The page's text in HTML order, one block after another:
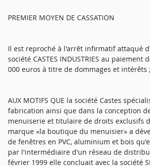
PREMIER MOYEN DE CASSATION
Il est reproché à l'arrêt infirmatif attaqué
société CASTES INDUSTRIES au paiement
000 euros à titre de dommages et intérêts ;
AUX MOTIFS QUE la société Castes
fabrication ainsi que dans la conception
menuiserie et titulaire de droits exclusifs
marque «la boutique du menuisier» a
de fenêtres en PVC, aluminium et bois
par l'intermédiaire d'un réseau de
février 1999 elle concluait avec la société